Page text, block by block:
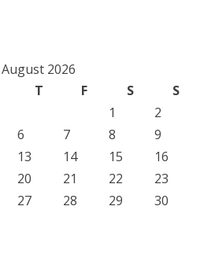
August 2026
T F S
S
1
2
6 7 8
9
13 14 15
16
20 21 22
23
27 28 29
30